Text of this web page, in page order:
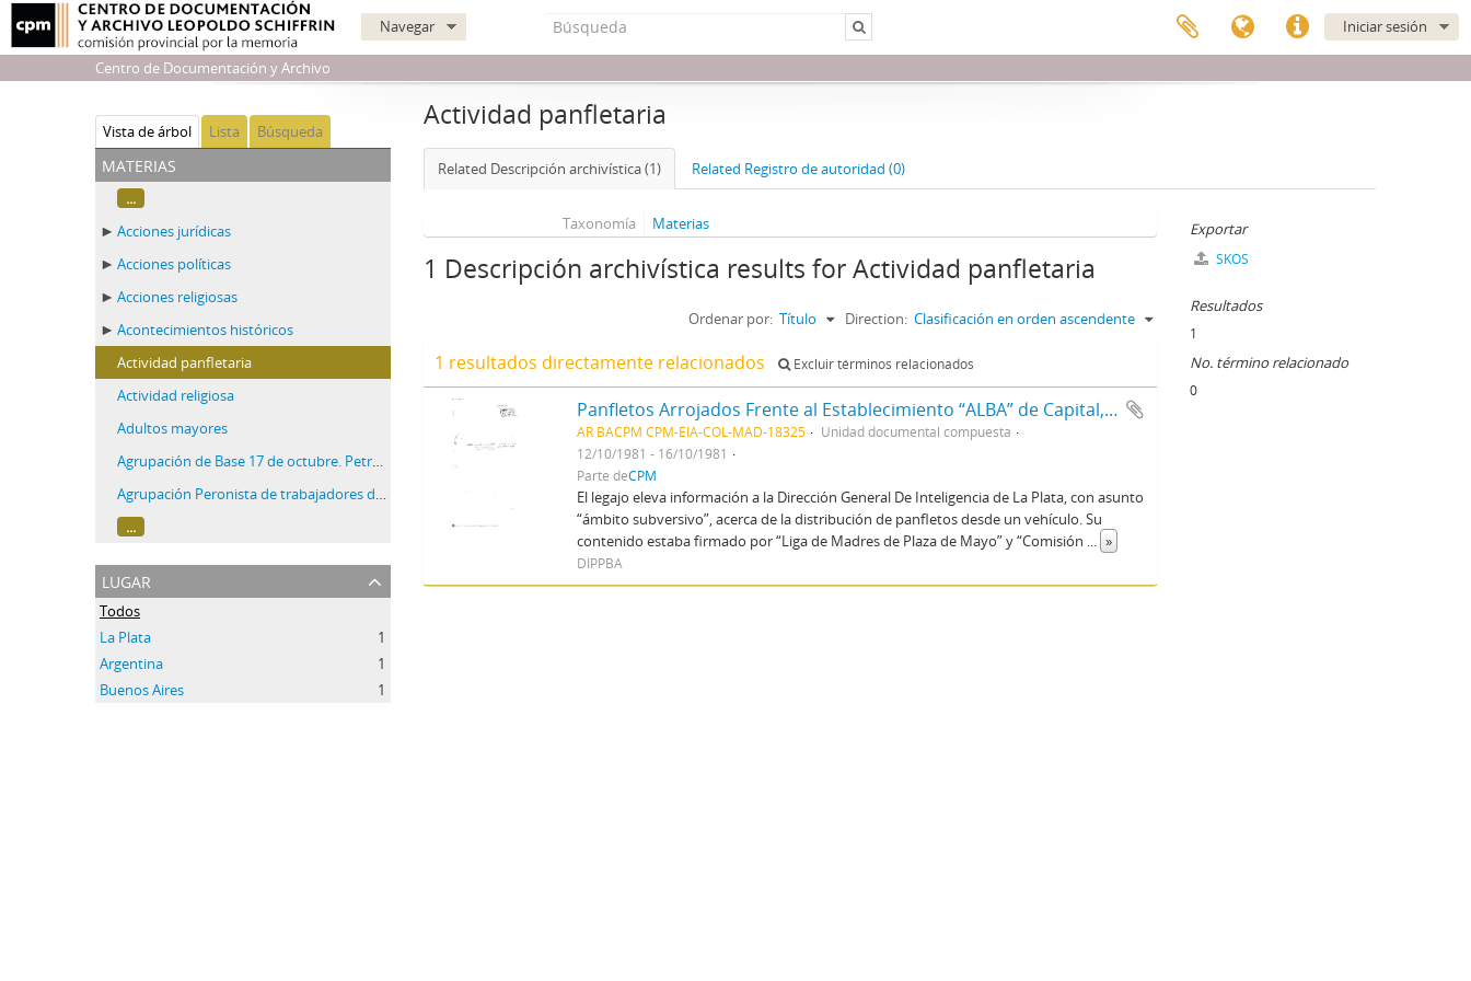
Iniciar sesión
Navegar
Centro de Documentación y Archivo
Vista de árbol Lista Búsqueda
materias
...
Acciones jurídicas
Acciones políticas
Acciones religiosas
Acontecimientos históricos
Actividad panfletaria
Actividad religiosa
Adultos mayores
Agrupación de Base 17 de octubre. Petroquímica Sudamericana
Agrupación Peronista de trabajadores de Petroquimica Sudamericana S.A "Brigadier General Don Juan Manuel de Rosas"
...
lugar
Todos
La Plata
1
Argentina
1
Buenos Aires
1
Actividad panfletaria
Related Descripción archivística (1) Related Registro de autoridad (0)
Taxonomía Materias
1 Descripción archivística results for Actividad panfletaria
Ordenar por: Título Direction: Clasificación en orden ascendente
1 resultados directamente relacionados Excluir términos relacionados
Panfletos Arrojados Frente al Establecimiento “ALBA” de Capital, los cuales se hallaba refrendados por Madres del Plaza de Mayo
AR BACPM CPM-EIA-COL-MAD-18325
Unidad documental compuesta
12/10/1981 - 16/10/1981
Parte deCPM
El legajo eleva información a la Dirección General De Inteligencia de La Plata, con asunto
“ámbito subversivo”, acerca de la distribución de panfletos desde un vehículo. Su
contenido estaba firmado por “Liga de Madres de Plaza de Mayo” y “Comisión ... »
DIPPBA
Exportar
SKOS
Resultados
1
No. término relacionado
0